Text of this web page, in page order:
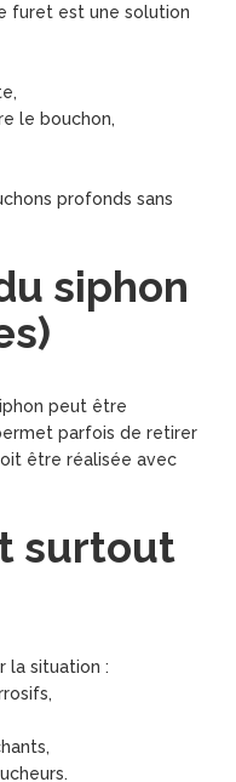
furet est une solution
le bouchon,
profonds sans
siphon
peut être
parfois de retirer
être réalisée avec
surtout
la situation :